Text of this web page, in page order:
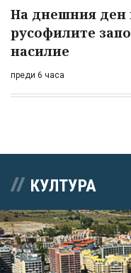
На днешния ден
русофилите
насилие
преди 6 часа
КУЛТУРА